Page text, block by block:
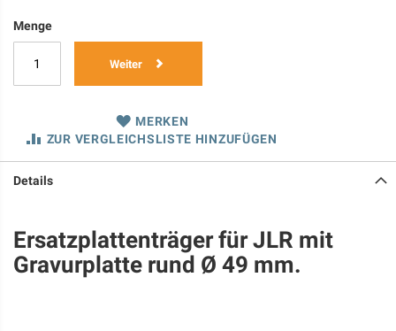
Menge
Weiter
MERKEN
ZUR VERGLEICHSLISTE HINZUFÜGEN
Details
Ersatzplattenträger für JLR mit
Gravurplatte rund Ø 49 mm.